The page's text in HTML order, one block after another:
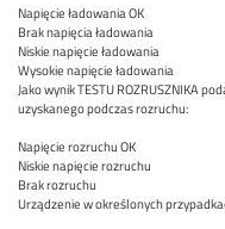
Napięcie ładowania OK
Brak napięcia ładowania
Niskie napięcie ładowania
Wysokie napięcie ładowania
Jako wynik TESTU ROZRUSZNIKA
uzyskanego podczas rozruchu:
Napięcie rozruchu OK
Niskie napięcie rozruchu
Brak rozruchu
Urządzenie w określonych